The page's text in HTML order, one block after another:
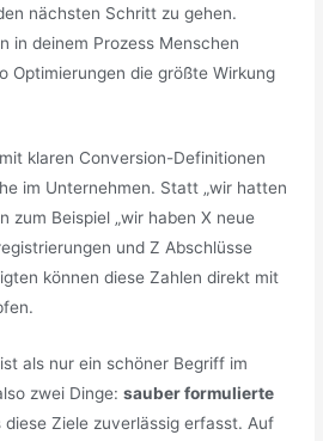
nächsten Schritt zu gehen.
in deinem Prozess Menschen
Optimierungen die größte Wirkung
klaren Conversion-Definitionen
im Unternehmen. Statt „wir hatten
zum Beispiel „wir haben X neue
und Z Abschlüsse
können diese Zahlen direkt mit
als nur ein schöner Begriff im
zwei Dinge:sauber formulierte
diese Ziele zuverlässig erfasst. Auf